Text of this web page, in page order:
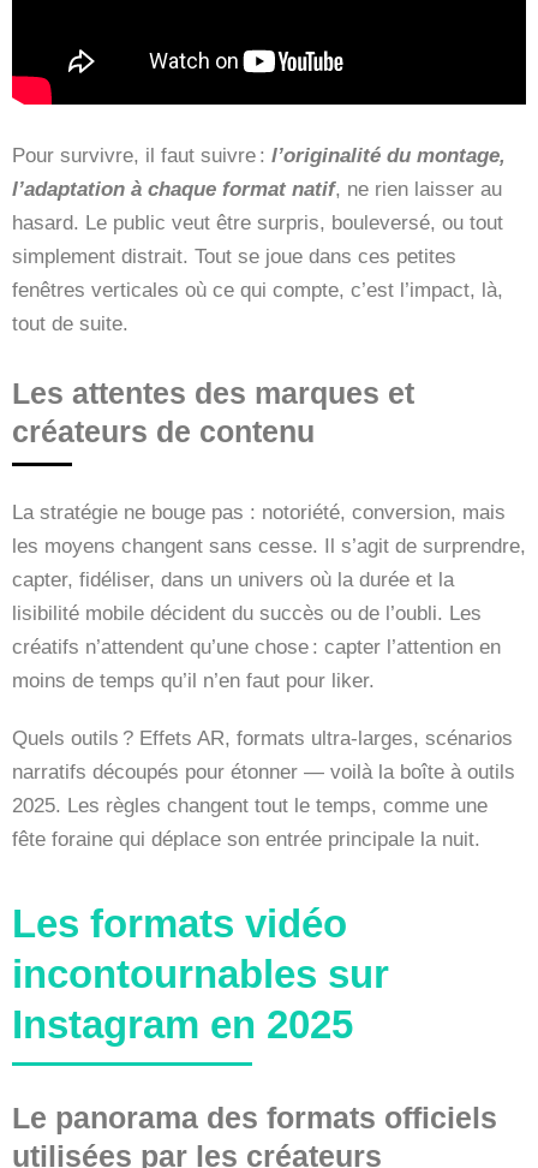
Pour survivre, il faut suivre : l’originalité du montage,
l’adaptation à chaque format natif, ne rien laisser au
hasard. Le public veut être surpris, bouleversé, ou tout
simplement distrait. Tout se joue dans ces petites
fenêtres verticales où ce qui compte, c’est l’impact, là,
tout de suite.
Les attentes des marques et
créateurs de contenu
La stratégie ne bouge pas : notoriété, conversion, mais
les moyens changent sans cesse. Il s’agit de surprendre,
capter, fidéliser, dans un univers où la durée et la
lisibilité mobile décident du succès ou de l’oubli. Les
créatifs n’attendent qu’une chose : capter l’attention en
moins de temps qu’il n’en faut pour liker.
Quels outils ? Effets AR, formats ultra-larges, scénarios
narratifs découpés pour étonner — voilà la boîte à outils
2025. Les règles changent tout le temps, comme une
fête foraine qui déplace son entrée principale la nuit.
Les formats vidéo
incontournables sur
Instagram en 2025
Le panorama des formats officiels
utilisées par les créateurs